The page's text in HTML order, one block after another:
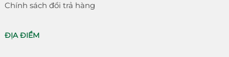
Chính sách đổi trả hàng
ĐỊA ĐIỂM